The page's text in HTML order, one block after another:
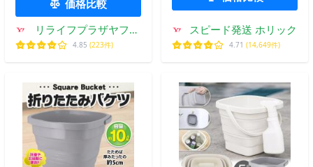
価格比較
リライフプラザヤフー
店
4.85 (223件)
スピード発送 ホリック
4.71 (14,649件)